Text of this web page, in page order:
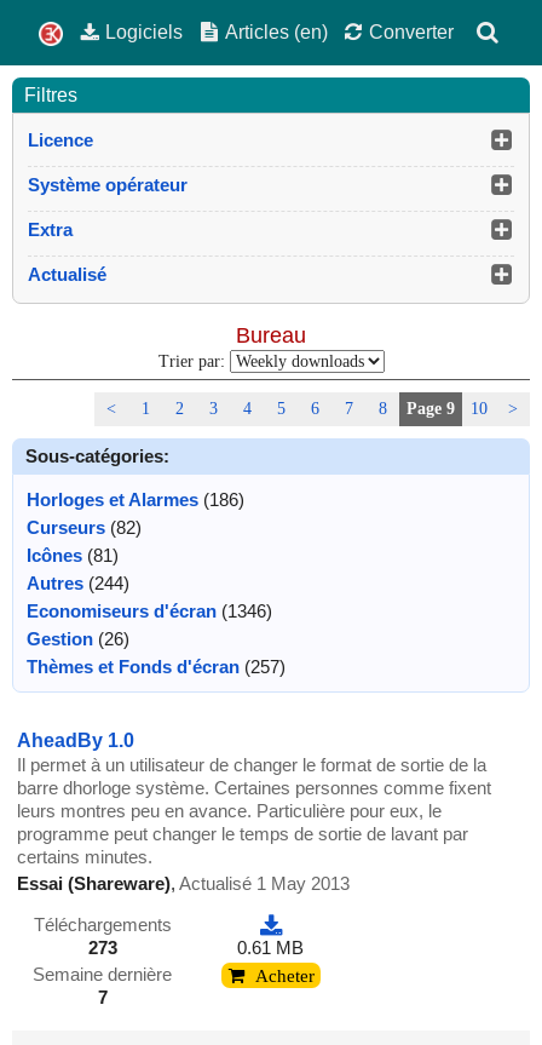
Logiciels Articles (en) Converter
Filtres
Licence
Système opérateur
Extra
Actualisé
Bureau
Trier par:
< 1 2 3 4 5 6 7 8 Page 9 10 >
Sous-catégories:
Horloges et Alarmes(186)
Curseurs(82)
Icônes(81)
Autres(244)
Economiseurs d'écran(1346)
Gestion(26)
Thèmes et Fonds d'écran(257)
AheadBy 1.0
Il permet à un utilisateur de changer le format de sortie de la
barre dhorloge système. Certaines personnes comme fixent
leurs montres peu en avance. Particulière pour eux, le
programme peut changer le temps de sortie de lavant par
certains minutes.
Essai (Shareware),Actualisé 1 May 2013
Téléchargements
273
Semaine dernière
7
0.61 MB
Acheter